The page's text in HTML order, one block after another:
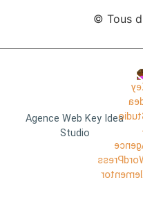
© Tous
Agence Web Key Idea
Studio